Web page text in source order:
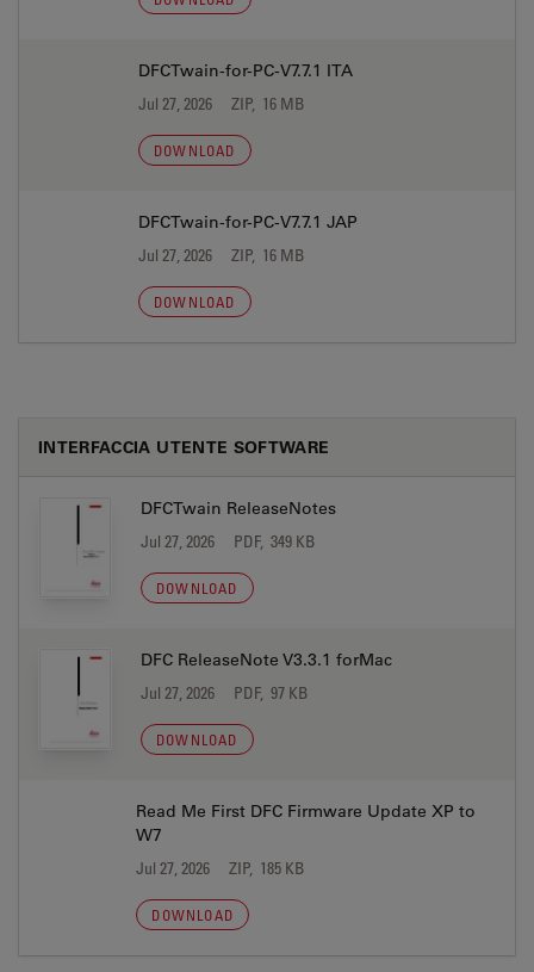
DFCTwain-for-PC-V7.7.1 ITA
Jul 27, 2026 ZIP, 16 MB
DOWNLOAD
DFCTwain-for-PC-V7.7.1 JAP
Jul 27, 2026 ZIP, 16 MB
DOWNLOAD
INTERFACCIA UTENTE SOFTWARE
DFCTwain ReleaseNotes
Jul 27, 2026 PDF, 349 KB
DOWNLOAD
DFC ReleaseNote V3.3.1 forMac
Jul 27, 2026 PDF, 97 KB
DOWNLOAD
Read Me First DFC Firmware Update XP to
W7
Jul 27, 2026 ZIP, 185 KB
DOWNLOAD